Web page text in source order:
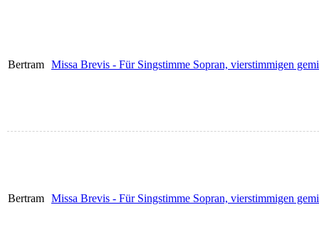
Bertram Missa Brevis - Für Singstimme Sopran, vierstimmigen
Bertram Missa Brevis - Für Singstimme Sopran, vierstimmigen